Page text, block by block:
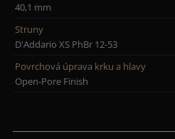
40,1 mm
Struny
D'Addario XS PhBr 12-53
Povrchová úprava krku a hlavy
Open-Pore Finish